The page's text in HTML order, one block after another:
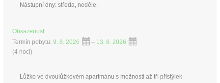
Nástupní dny: středa, neděle.
Obsazenost
Termín pobytu: 9. 8. 2026 – 13. 8. 2026
(4 noci)
Lůžko ve dvoulůžkovém apartmánu s možností až tří přistýlek